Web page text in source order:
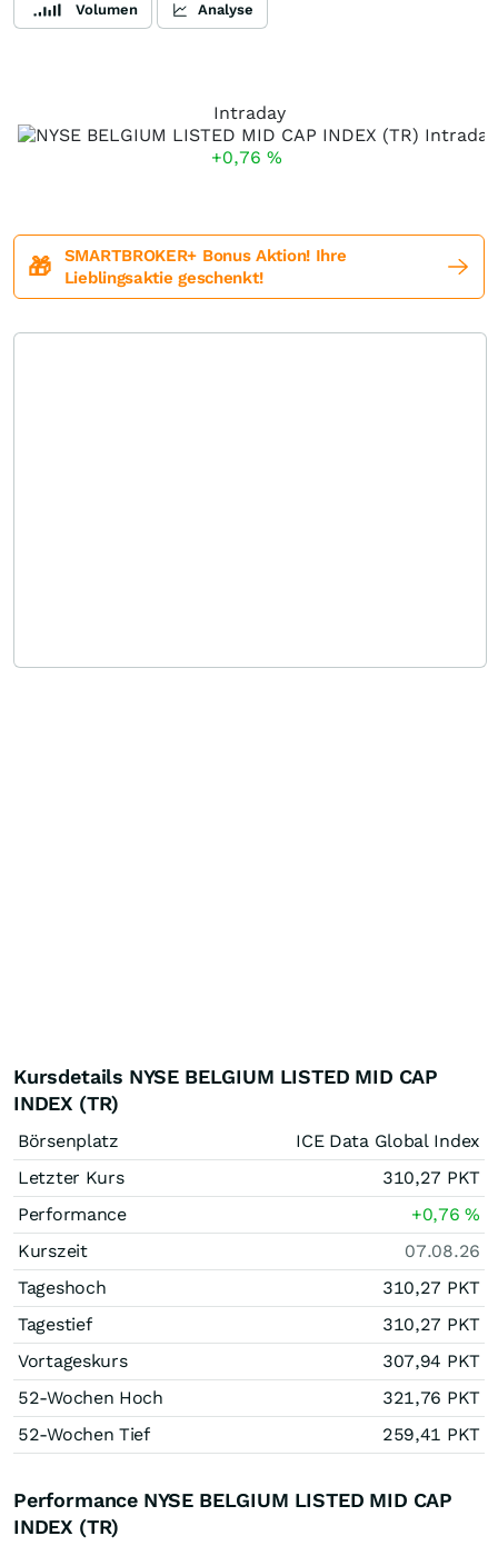
Volumen Analyse
Intraday
+0,76 %
🎁
SMARTBROKER+ Bonus Aktion! Ihre
Lieblingsaktie geschenkt!
Kursdetails NYSE BELGIUM LISTED MID CAP
INDEX (TR)
Börsenplatz
ICE Data Global Index
Letzter Kurs
310,27 PKT
Performance
+0,76%
Kurszeit
07.08.26
Tageshoch
310,27 PKT
Tagestief
310,27 PKT
Vortageskurs
307,94 PKT
52-Wochen Hoch
321,76 PKT
52-Wochen Tief
259,41 PKT
Performance NYSE BELGIUM LISTED MID CAP
INDEX (TR)